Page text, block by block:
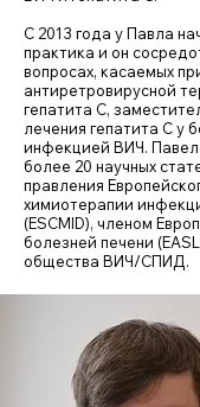
С 2013 года у Павла
практика и он
вопросах, касаемых
антиретровирусной
гепатита С,
лечения гепатита С у
инфекцией ВИЧ. Павел
более 20 научных
правления
химиотерапии
(ESCMID), членом
болезней печени
общества ВИЧ/СПИД.